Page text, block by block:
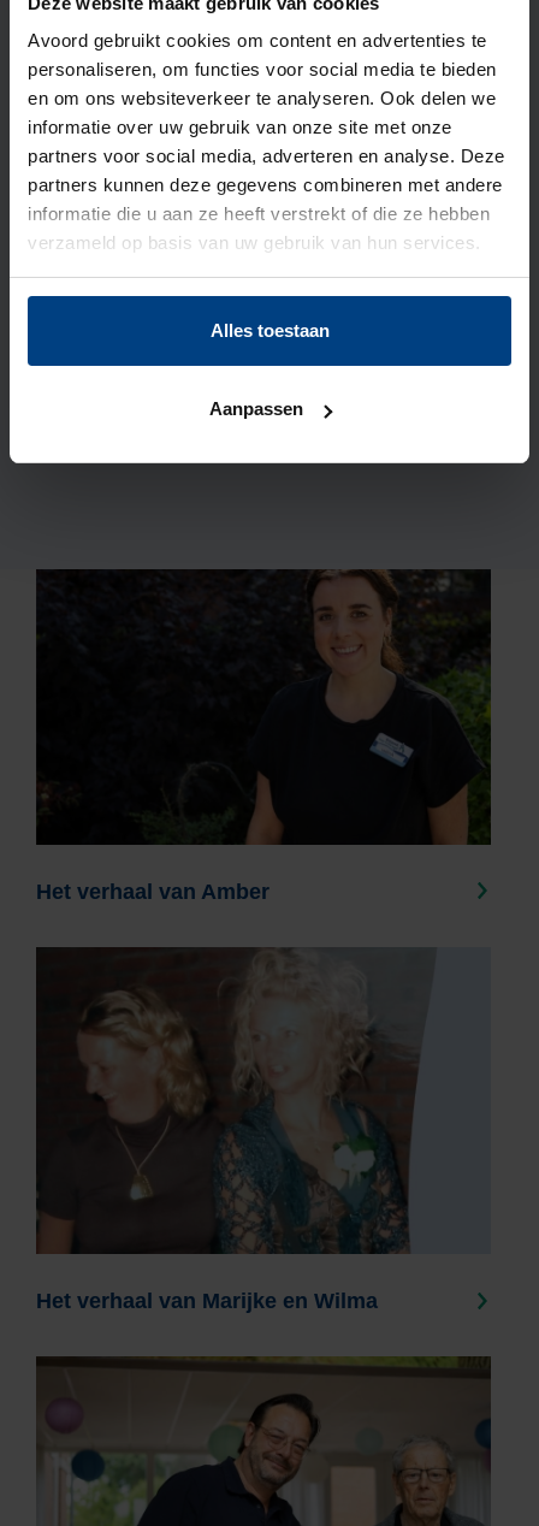
Avoord gebruikt cookies om content en advertenties te
personaliseren, om functies voor social media te bieden
en om ons websiteverkeer te analyseren. Ook delen we
informatie over uw gebruik van onze site met onze
partners voor social media, adverteren en analyse. Deze
partners kunnen deze gegevens combineren met andere
informatie die u aan ze heeft verstrekt of die ze hebben
verzameld op basis van uw gebruik van hun services.
Alles toestaan
Aanpassen
Inmiddelstesten we de Medido ook intramuraal
op De Willaert, Kloostergaard en Rijserf. Want
ook ouderen die bij ons wonen, kunnen nog veel
zelf doen of leren! Lees hier meer over indit
nieuwsbericht over de Medido op onze locaties.
Bent u benieuwd naar welke innovaties we nog
meer gebruiken bij Avoord? Neem dan een kijkje
Het verhaal van Amber
Het verhaal van Marijke en Wilma